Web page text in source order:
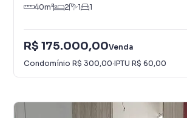
40m² 2 1 1
R$ 175.000,00Venda
Condomínio R$ 300,00·IPTU R$ 60,00